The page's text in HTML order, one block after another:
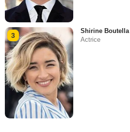
3
Shirine Boutella
Actrice